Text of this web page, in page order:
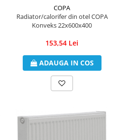
COPA
Radiator/calorifer din otel COPA
Konveks 22x600x400
153,54 Lei
ADAUGA IN COS